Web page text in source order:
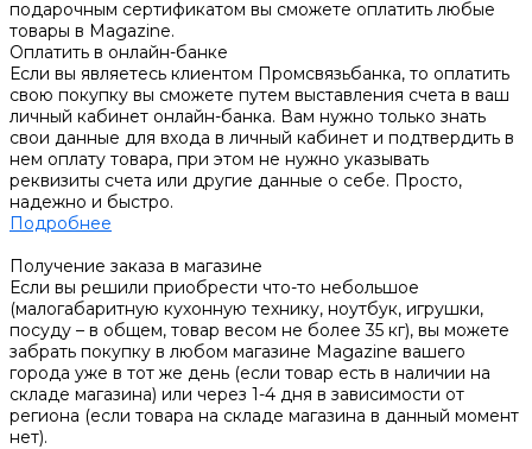
подарочным сертификатом вы сможете оплатить любые
товары в Magazine.
Оплатить в онлайн-банке
Если вы являетесь клиентом Промсвязьбанка, то оплатить
свою покупку вы сможете путем выставления счета в ваш
личный кабинет онлайн-банка. Вам нужно только знать
свои данные для входа в личный кабинет и подтвердить в
нем оплату товара, при этом не нужно указывать
реквизиты счета или другие данные о себе. Просто,
надежно и быстро.
Подробнее
Получение заказа в магазине
Если вы решили приобрести что-то небольшое
(малогабаритную кухонную технику, ноутбук, игрушки,
посуду – в общем, товар весом не более 35 кг), вы можете
забрать покупку в любом магазине Magazine вашего
города уже в тот же день (если товар есть в наличии на
складе магазина) или через 1-4 дня в зависимости от
региона (если товара на складе магазина в данный момент
нет).